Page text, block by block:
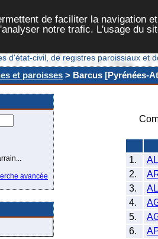
de faciliter la navigation
notre trafic. L'usage du
d'état-civil, de registres paroissiaux et
et paroisses > Barcus [Pyrénées-
avancée
1.
2.
3.
4.
5.
6.